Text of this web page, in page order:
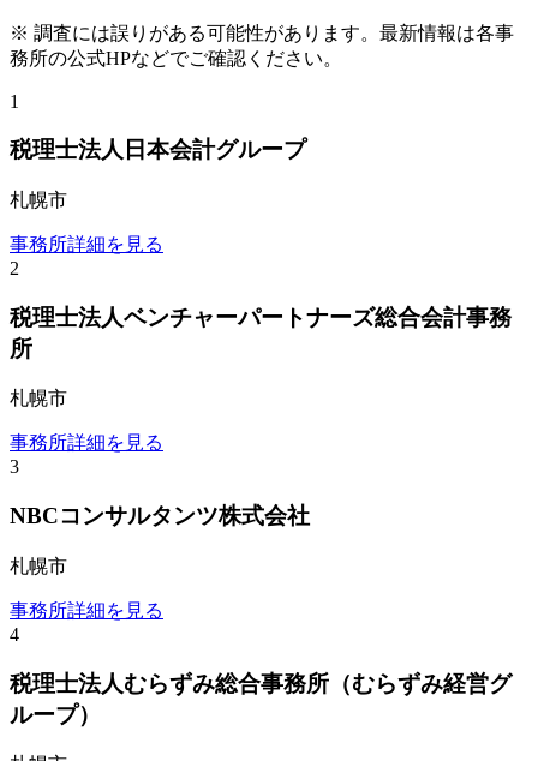
※ 調査には誤りがある可能性があります。最新情報は各事
務所の公式HPなどでご確認ください。
1
税理士法人日本会計グループ
札幌市
事務所詳細を見る
2
税理士法人ベンチャーパートナーズ総合会計事務
所
札幌市
事務所詳細を見る
3
NBCコンサルタンツ株式会社
札幌市
事務所詳細を見る
4
税理士法人むらずみ総合事務所（むらずみ経営グ
ループ）